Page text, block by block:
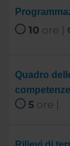
10 ore |
Quadro
5 ore |